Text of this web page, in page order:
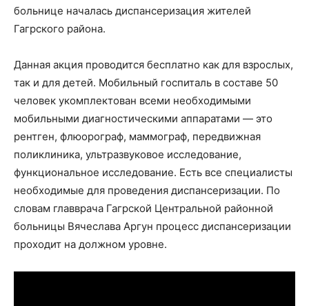
больнице началась диспансеризация жителей
Гагрского района.
Данная акция проводится бесплатно как для взрослых,
так и для детей. Мобильный госпиталь в составе 50
человек укомплектован всеми необходимыми
мобильными диагностическими аппаратами — это
рентген, флюорограф, маммограф, передвижная
поликлиника, ультразвуковое исследование,
функциональное исследование. Есть все специалисты
необходимые для проведения диспансеризации. По
словам главврача Гагрской Центральной районной
больницы Вячеслава Аргун процесс диспансеризации
проходит на должном уровне.